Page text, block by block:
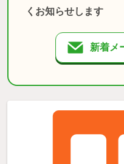
くお知らせします
新着メ